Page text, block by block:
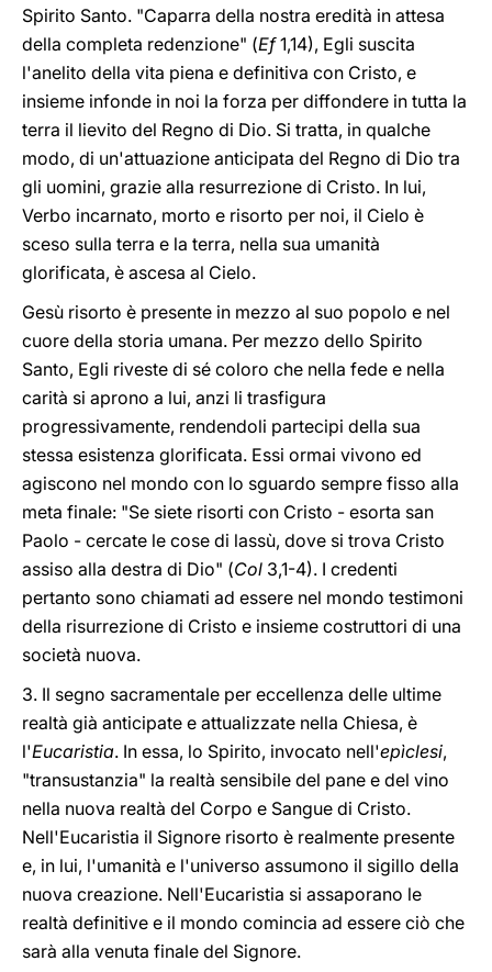
Spirito Santo. "Caparra della nostra eredità in attesa
della completa redenzione" (Ef1,14), Egli suscita
l'anelito della vita piena e definitiva con Cristo, e
insieme infonde in noi la forza per diffondere in tutta la
terra il lievito del Regno di Dio. Si tratta, in qualche
modo, di un'attuazione anticipata del Regno di Dio tra
gli uomini, grazie alla resurrezione di Cristo. In lui,
Verbo incarnato, morto e risorto per noi, il Cielo è
sceso sulla terra e la terra, nella sua umanità
glorificata, è ascesa al Cielo.
Gesù risorto è presente in mezzo al suo popolo e nel
cuore della storia umana. Per mezzo dello Spirito
Santo, Egli riveste di sé coloro che nella fede e nella
carità si aprono a lui, anzi li trasfigura
progressivamente, rendendoli partecipi della sua
stessa esistenza glorificata. Essi ormai vivono ed
agiscono nel mondo con lo sguardo sempre fisso alla
meta finale: "Se siete risorti con Cristo - esorta san
Paolo - cercate le cose di lassù, dove si trova Cristo
assiso alla destra di Dio" (Col 3,1-4). I credenti
pertanto sono chiamati ad essere nel mondo testimoni
della risurrezione di Cristo e insieme costruttori di una
società nuova.
3. Il segno sacramentale per eccellenza delle ultime
realtà già anticipate e attualizzate nella Chiesa, è
l'Eucaristia. In essa, lo Spirito, invocato nell'epìclesi,
"transustanzia" la realtà sensibile del pane e del vino
nella nuova realtà del Corpo e Sangue di Cristo.
Nell'Eucaristia il Signore risorto è realmente presente
e, in lui, l'umanità e l'universo assumono il sigillo della
nuova creazione. Nell'Eucaristia si assaporano le
realtà definitive e il mondo comincia ad essere ciò che
sarà alla venuta finale del Signore.